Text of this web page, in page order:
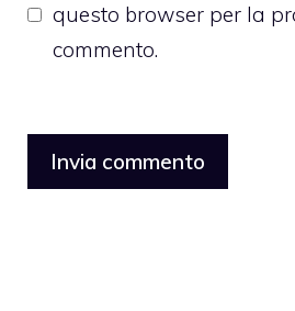
questo browser per la
commento.